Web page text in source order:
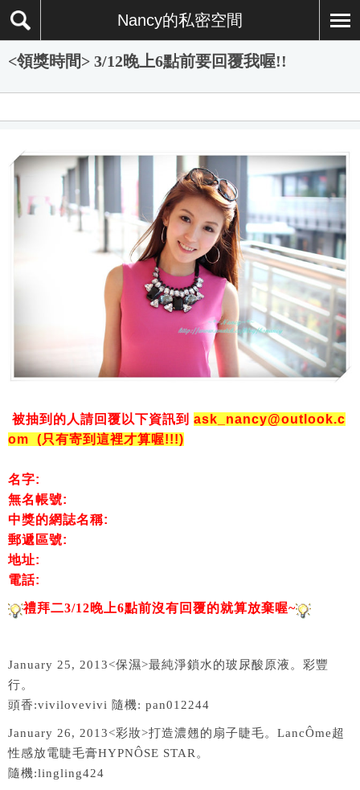
Nancy的私密空間
<領獎時間> 3/12晚上6點前要回覆我喔!!
被抽到的人請回覆以下資訊到 ask_nancy@outlook.c
om (只有寄到這裡才算喔!!!)
名字:
無名帳號:
中獎的網誌名稱:
郵遞區號:
地址:
電話:
禮拜二3/12晚上6點前沒有回覆的就算放棄喔~
January 25, 2013<保濕>最純淨鎖水的玻尿酸原液。彩豐
行。
頭香:vivilovevivi 隨機: pan012244
January 26, 2013<彩妝>打造濃翹的扇子睫毛。LancÔme超
性感放電睫毛膏HYPNÔSE STAR。
隨機:lingling424